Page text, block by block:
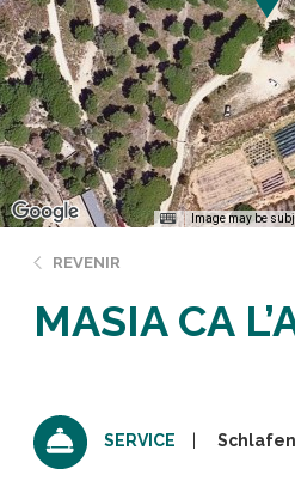
Image may be
REVENIR
MASIA CA
SERVICE Schlafen